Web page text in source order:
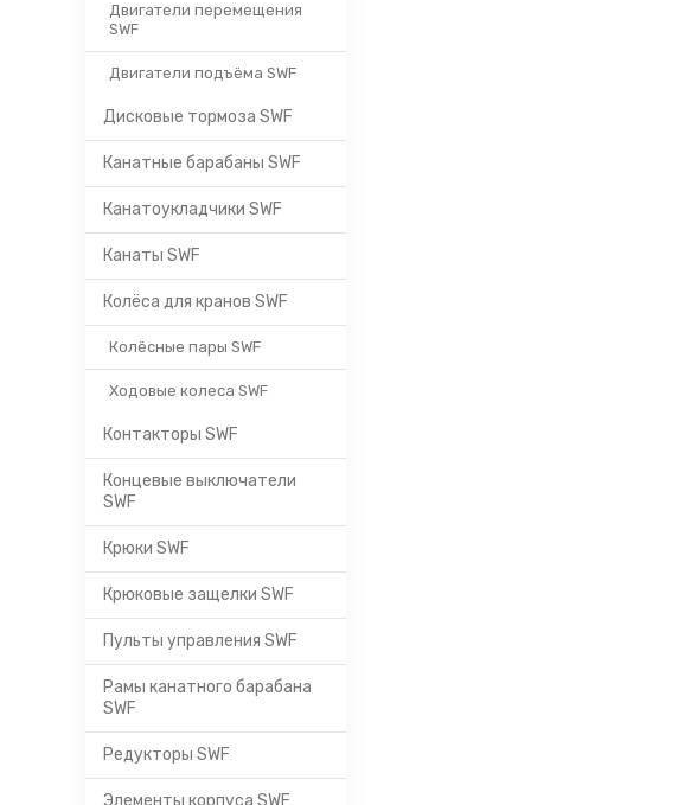
Двигатели перемещения
SWF
Двигатели подъёма SWF
Дисковые тормоза SWF
Канатные барабаны SWF
Канатоукладчики SWF
Канаты SWF
Колёса для кранов SWF
Колёсные пары SWF
Ходовые колеса SWF
Контакторы SWF
Концевые выключатели
SWF
Крюки SWF
Крюковые защелки SWF
Пульты управления SWF
Рамы канатного барабана
SWF
Редукторы SWF
Элементы корпуса SWF